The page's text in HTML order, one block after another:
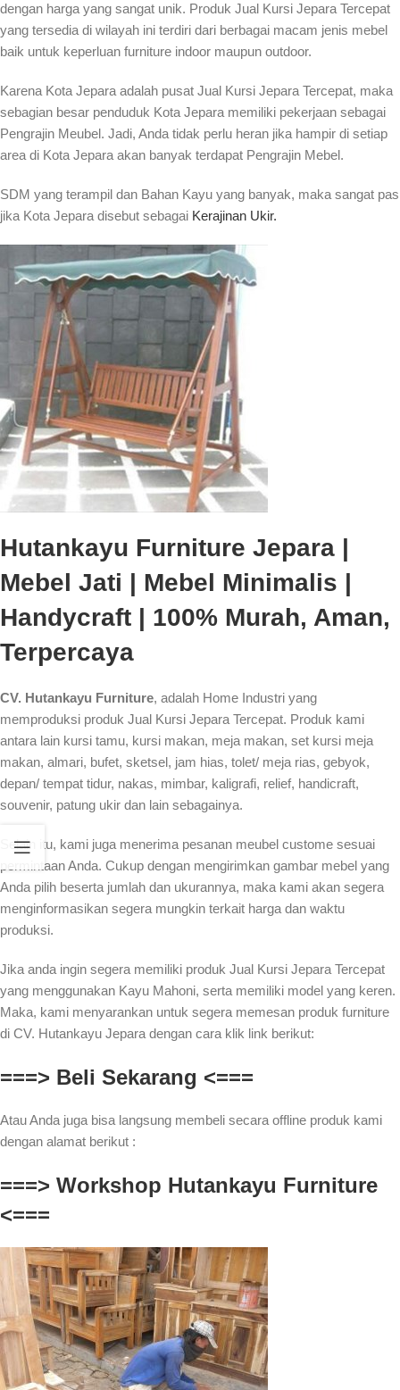
dengan harga yang sangat unik. Produk Jual Kursi Jepara Tercepat
yang tersedia di wilayah ini terdiri dari berbagai macam jenis mebel
baik untuk keperluan furniture indoor maupun outdoor.
Karena Kota Jepara adalah pusat Jual Kursi Jepara Tercepat, maka
sebagian besar penduduk Kota Jepara memiliki pekerjaan sebagai
Pengrajin Meubel. Jadi, Anda tidak perlu heran jika hampir di setiap
area di Kota Jepara akan banyak terdapat Pengrajin Mebel.
SDM yang terampil dan Bahan Kayu yang banyak, maka sangat pas
jika Kota Jepara disebut sebagai Kerajinan Ukir.
Hutankayu Furniture Jepara |
Mebel Jati | Mebel Minimalis |
Handycraft | 100% Murah, Aman,
Terpercaya
CV. Hutankayu Furniture, adalah Home Industri yang
memproduksi produk Jual Kursi Jepara Tercepat. Produk kami
antara lain kursi tamu, kursi makan, meja makan, set kursi meja
makan, almari, bufet, sketsel, jam hias, tolet/ meja rias, gebyok,
depan/ tempat tidur, nakas, mimbar, kaligrafi, relief, handicraft,
souvenir, patung ukir dan lain sebagainya.
Selain itu, kami juga menerima pesanan meubel custome sesuai
permintaan Anda. Cukup dengan mengirimkan gambar mebel yang
Anda pilih beserta jumlah dan ukurannya, maka kami akan segera
menginformasikan segera mungkin terkait harga dan waktu
produksi.
Jika anda ingin segera memiliki produk Jual Kursi Jepara Tercepat
yang menggunakan Kayu Mahoni, serta memiliki model yang keren.
Maka, kami menyarankan untuk segera memesan produk furniture
di CV. Hutankayu Jepara dengan cara klik link berikut:
===> Beli Sekarang <===
Atau Anda juga bisa langsung membeli secara offline produk kami
dengan alamat berikut :
===> Workshop Hutankayu Furniture
<===